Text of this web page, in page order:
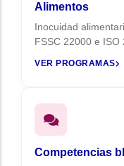
Alimentos
Inocuidad
FSSC 22000 e ISO
VER PROGRAMAS
Competencias